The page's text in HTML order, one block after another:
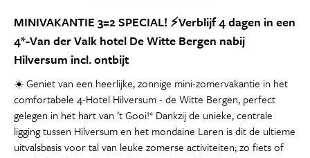
MINIVAKANTIE 3=2 SPECIAL! ⚡Verblijf 4 dagen in een
4*-Van der Valk hotel De Witte Bergen nabij
Hilversum incl. ontbijt
☀️ Geniet van een heerlijke, zonnige mini-zomervakantie in het
comfortabele 4-Hotel Hilversum - de Witte Bergen, perfect
gelegen in het hart van ’t Gooi!* Dankzij de unieke, centrale
ligging tussen Hilversum en het mondaine Laren is dit de ultieme
uitvalsbasis voor tal van leuke zomerse activiteiten; zo fiets of